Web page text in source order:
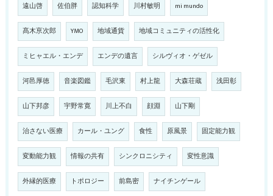
遠山啓 佐伯胖 認知科学 川村敏明 mi mundo
髙木亰次郎 YMO 地域通貨 地域コミュニティの活性化
ミヒャエル・エンデ エンデの遺言 シルヴィオ・ゲゼル
河邑厚徳 音楽図鑑 毛沢東 村上龍 大森荘蔵 浅田彰
山下邦彦 宇野常寛 川上不白 顔淵 山下剛
治さない医療 カール・ユング 食性 原風景 固定能力観
変動能力観 情報の共有 シンクロニシティ 変性意識
外縁的医療 トポロジー 前島密 ナイチンゲール